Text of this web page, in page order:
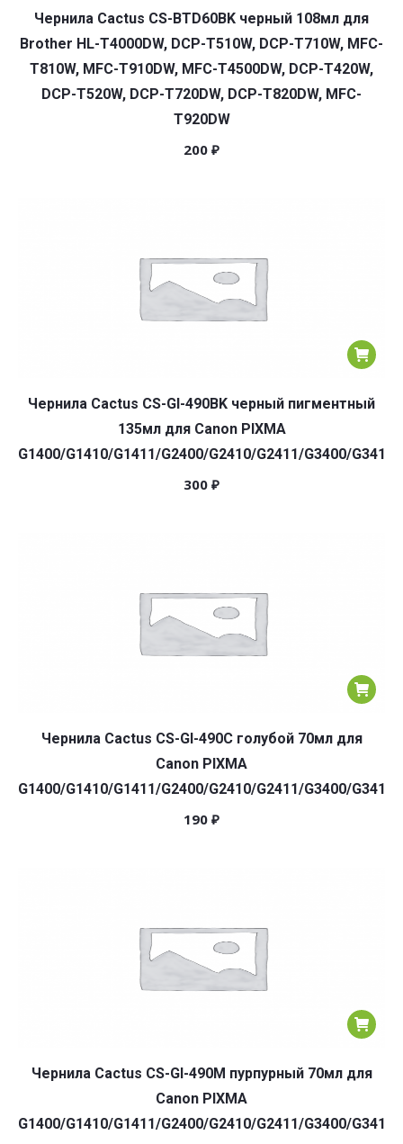
Чернила Cactus CS-BTD60BK черный 108мл для
Brother HL-T4000DW, DCP-T510W, DCP-T710W, MFC-
T810W, MFC-T910DW, MFC-T4500DW, DCP-T420W,
DCP-T520W, DCP-T720DW, DCP-T820DW, MFC-
T920DW
200 ₽
Чернила Cactus CS-GI-490BK черный пигментный
135мл для Canon PIXMA
G1400/G1410/G1411/G2400/G2410/G2411/G3400/
300 ₽
Чернила Cactus CS-GI-490C голубой 70мл для
Canon PIXMA
G1400/G1410/G1411/G2400/G2410/G2411/G3400/
190 ₽
Чернила Cactus CS-GI-490M пурпурный 70мл для
Canon PIXMA
G1400/G1410/G1411/G2400/G2410/G2411/G3400/